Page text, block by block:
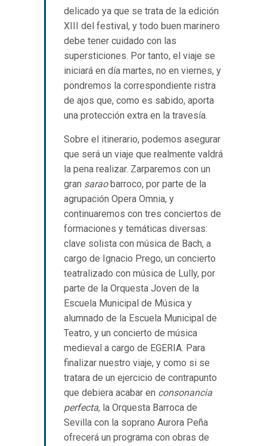
delicado ya que se trata de la edición
XIII del festival, y todo buen marinero
debe tener cuidado con las
supersticiones. Por tanto, el viaje se
iniciará en día martes, no en viernes, y
pondremos la correspondiente ristra
de ajos que, como es sabido, aporta
una protección extra en la travesía.
Sobre el itinerario, podemos asegurar
que será un viaje que realmente valdrá
la pena realizar. Zarparemos con un
gran saraobarroco, por parte de la
agrupación Opera Omnia, y
continuaremos con tres conciertos de
formaciones y temáticas diversas:
clave solista con música de Bach, a
cargo de Ignacio Prego, un concierto
teatralizado con música de Lully, por
parte de la Orquesta Joven de la
Escuela Municipal de Música y
alumnado de la Escuela Municipal de
Teatro, y un concierto de música
medieval a cargo de EGERIA. Para
finalizar nuestro viaje, y como si se
tratara de un ejercicio de contrapunto
que debiera acabar en consonancia
perfecta, la Orquesta Barroca de
Sevilla con la soprano Aurora Peña
ofrecerá un programa con obras de